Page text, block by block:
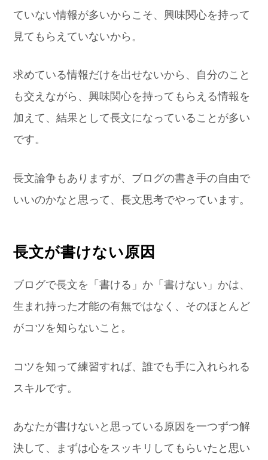
ていない情報が多いからこそ、興味関心を持って
見てもらえていないから。
求めている情報だけを出せないから、自分のこと
も交えながら、興味関心を持ってもらえる情報を
加えて、結果として長文になっていることが多い
です。
長文論争もありますが、ブログの書き手の自由で
いいのかなと思って、長文思考でやっています。
長文が書けない原因
ブログで長文を「書ける」か「書けない」かは、
生まれ持った才能の有無ではなく、そのほとんど
がコツを知らないこと。
コツを知って練習すれば、誰でも手に入れられる
スキルです。
あなたが書けないと思っている原因を一つずつ解
決して、まずは心をスッキリしてもらいたと思い